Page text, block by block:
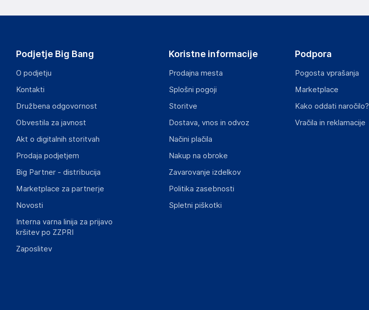
DRAGON ECOM INTERNATIONAL LIMITED
HK
angela88tw@163.com
Gospodarski subjekt s sedežem v EU, ki zagotavlja skladnost izdelka z zahtevanimi predpisi.
Lokegatan 5, 263 37 Höganäs
Sweden
Slike o varnosti izdelka
Slike o varnosti izdelka vsebujejo opozorila na embalaži izdelka in lahko vključujejo ključne varnostne
informacije, povezane z določenim izdelkom.
Podjetje Big Bang
O podjetju
Kontakti
Družbena odgovornost
Obvestila za javnost
Akt o digitalnih storitvah
Prodaja podjetjem
Big Partner - distribucija
Marketplace za partnerje
Novosti
Interna varna linija za prijavo
kršitev po ZZPRI
Zaposlitev
Koristne informacije
Prodajna mesta
Splošni pogoji
Storitve
Dostava, vnos in odvoz
Načini plačila
Nakup na obroke
Zavarovanje izdelkov
Politika zasebnosti
Spletni piškotki
Podpora
Pogosta vprašanja
Marketplace
Kako oddati naročilo?
Vračila in reklamacije